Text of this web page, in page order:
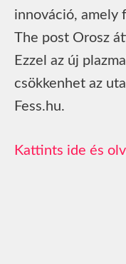
innováció, amely
The post Orosz
Ezzel az új
csökkenhet az
Fess.hu.